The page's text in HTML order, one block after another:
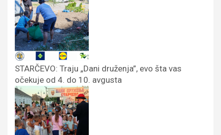
STARČEVO: Traju „Dani druženja”, evo šta vas
očekuje od 4. do 10. avgusta